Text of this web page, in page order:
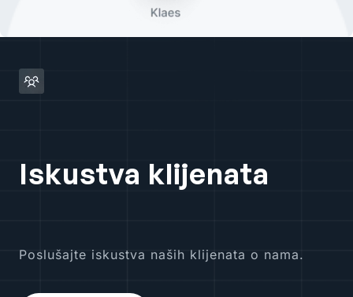
Iskustva klijenata
Poslušajte iskustva naših klijenata o nama.